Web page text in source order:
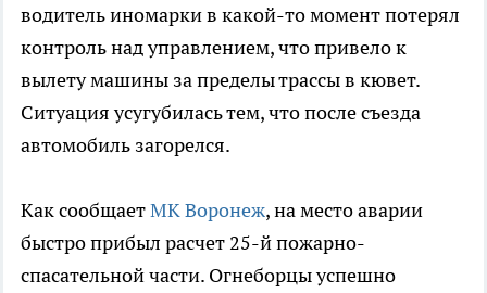
водитель иномарки в какой-то момент потерял
контроль над управлением, что привело к
вылету машины за пределы трассы в кювет.
Ситуация усугубилась тем, что после съезда
автомобиль загорелся.
Как сообщаетМК Воронеж, на место аварии
быстро прибыл расчет 25-й пожарно-
спасательной части. Огнеборцы успешно